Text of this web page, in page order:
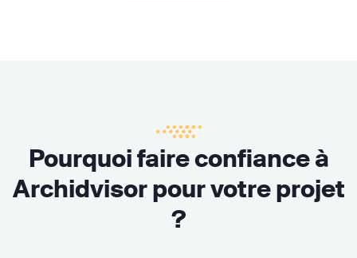
Pourquoi faire confiance à
Archidvisor pour votre projet
?